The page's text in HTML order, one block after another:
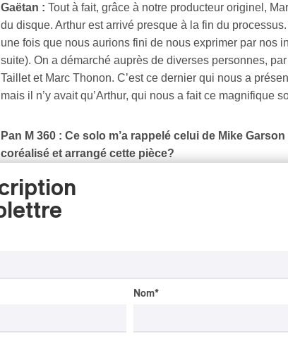
Gaëtan : Tout à fait, grâce à notre producteur originel,
du disque. Arthur est arrivé presque à la fin du
une fois que nous aurions fini de nous exprimer par nos
suite). On a démarché auprès de diverses personnes,
Taillet et Marc Thonon. C’est ce dernier qui nous a
mais il n’y avait qu’Arthur, qui nous a fait ce magnifique
Pan M 360 : Ce solo m’a rappelé celui de Mike
coréalisé et arrangé cette pièce?
Gaëtan :Disons qu’à travers sa proposition de piano on
titre-là. Il faut être, comment dire, précautionneux
composition, puisque la chanson existait, elle se tenait.
joue d’un instrument. Le piano est une pièce maîtresse
Pan M 360 : Je parlais d’humanisme plus haut. De
adolescente a graduellement fait place à une sorte
Nom*